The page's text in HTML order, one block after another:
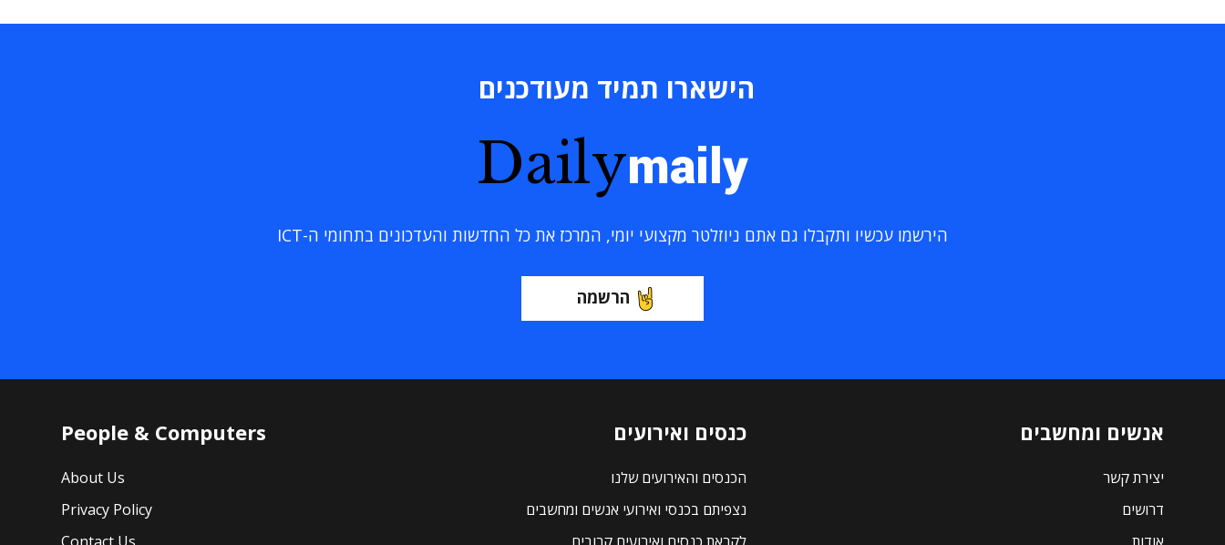
הישארו תמיד מעודכנים
Dailymaily
הירשמו עכשיו ותקבלו גם אתם ניוזלטר מקצועי יומי, המרכז את כל החדשות והעדכונים בתחומי ה-ICT
הרשמה
אנשים ומחשבים
יצירת קשר
דרושים
כנסים ואירועים
הכנסים והאירועים שלנו
נצפיתם בכנסי ואירועי אנשים ומחשבים
People & Computers
About Us
Privacy Policy